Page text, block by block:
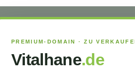
PREMIUM-DOMAIN · ZU
Vitalhane.de